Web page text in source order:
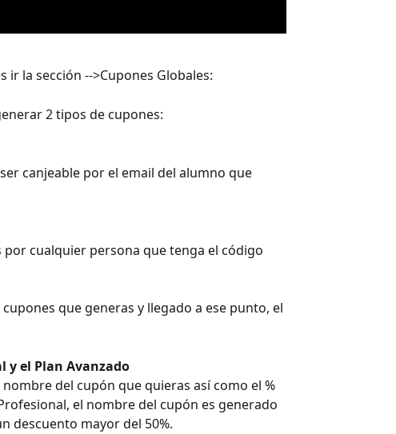
ir la sección -->Cupones Globales:
2 tipos de cupones:
canjeable por el email del alumno que
por cualquier persona que tenga el código
que generas y llegado a ese punto, el
y el Plan Avanzado
del cupón que quieras así como el %
el nombre del cupón es generado
descuento mayor del 50%.